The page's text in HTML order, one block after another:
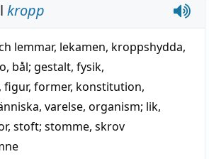
kropp
lemmar, lekamen, kroppshydda,
, bål; gestalt, fysik,
, figur, former, konstitution,
, varelse, organism; lik,
, stoft; stomme, skrov